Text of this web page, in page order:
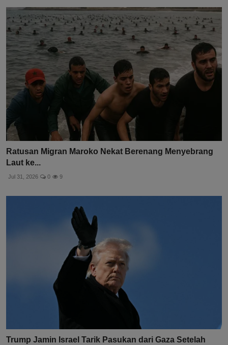
Ratusan Migran Maroko Nekat Berenang Menyebrang
Laut ke...
Jul 31, 2026 0 9
Trump Jamin Israel Tarik Pasukan dari Gaza Setelah